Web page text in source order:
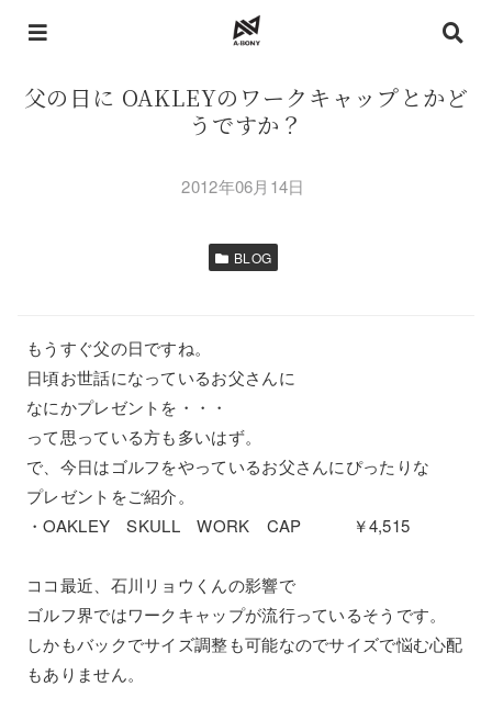
父の日に OAKLEYのワークキャップとかど
うですか？
2012年06月14日
BLOG
もうすぐ父の日ですね。
日頃お世話になっているお父さんに
なにかプレゼントを・・・
って思っている方も多いはず。
で、今日はゴルフをやっているお父さんにぴったりな
プレゼントをご紹介。
・OAKLEY SKULL WORK CAP ￥4,515
ココ最近、石川リョウくんの影響で
ゴルフ界ではワークキャップが流行っているそうです。
しかもバックでサイズ調整も可能なのでサイズで悩む心配
もありません。